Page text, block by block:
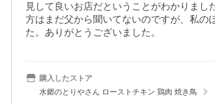
見して良いお店だということがわかりまし
方はまだ父から聞いてないのですが、私の
た。ありがとうございました。
購入したストア
水郷のとりやさん ローストチキン 鶏肉 焼き鳥